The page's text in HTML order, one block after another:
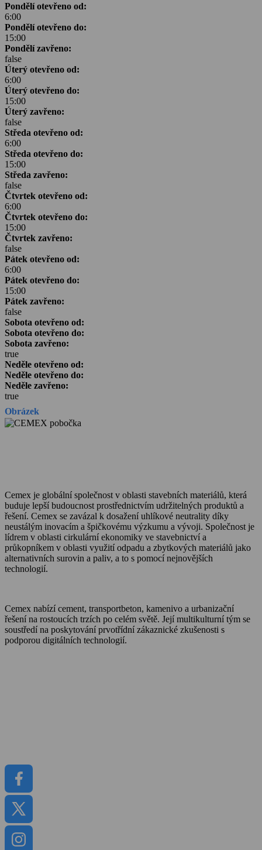
Pondělí otevřeno od:
6:00
Pondělí otevřeno do:
15:00
Pondělí zavřeno:
false
Úterý otevřeno od:
6:00
Úterý otevřeno do:
15:00
Úterý zavřeno:
false
Středa otevřeno od:
6:00
Středa otevřeno do:
15:00
Středa zavřeno:
false
Čtvrtek otevřeno od:
6:00
Čtvrtek otevřeno do:
15:00
Čtvrtek zavřeno:
false
Pátek otevřeno od:
6:00
Pátek otevřeno do:
15:00
Pátek zavřeno:
false
Sobota otevřeno od:
Sobota otevřeno do:
Sobota zavřeno:
true
Neděle otevřeno od:
Neděle otevřeno do:
Neděle zavřeno:
true
Obrázek
Cemex je globální společnost v oblasti stavebních materiálů, která
buduje lepší budoucnost prostřednictvím udržitelných produktů a
řešení. Cemex se zavázal k dosažení uhlíkové neutrality díky
neustálým inovacím a špičkovému výzkumu a vývoji. Společnost je
lídrem v oblasti cirkulární ekonomiky ve stavebnictví a
průkopníkem v oblasti využití odpadu a zbytkových materiálů jako
alternativních surovin a paliv, a to s pomocí nejnovějších
technologií.
Cemex nabízí cement, transportbeton, kamenivo a urbanizační
řešení na rostoucích trzích po celém světě. Její multikulturní tým se
soustředí na poskytování prvotřídní zákaznické zkušenosti s
podporou digitálních technologií.